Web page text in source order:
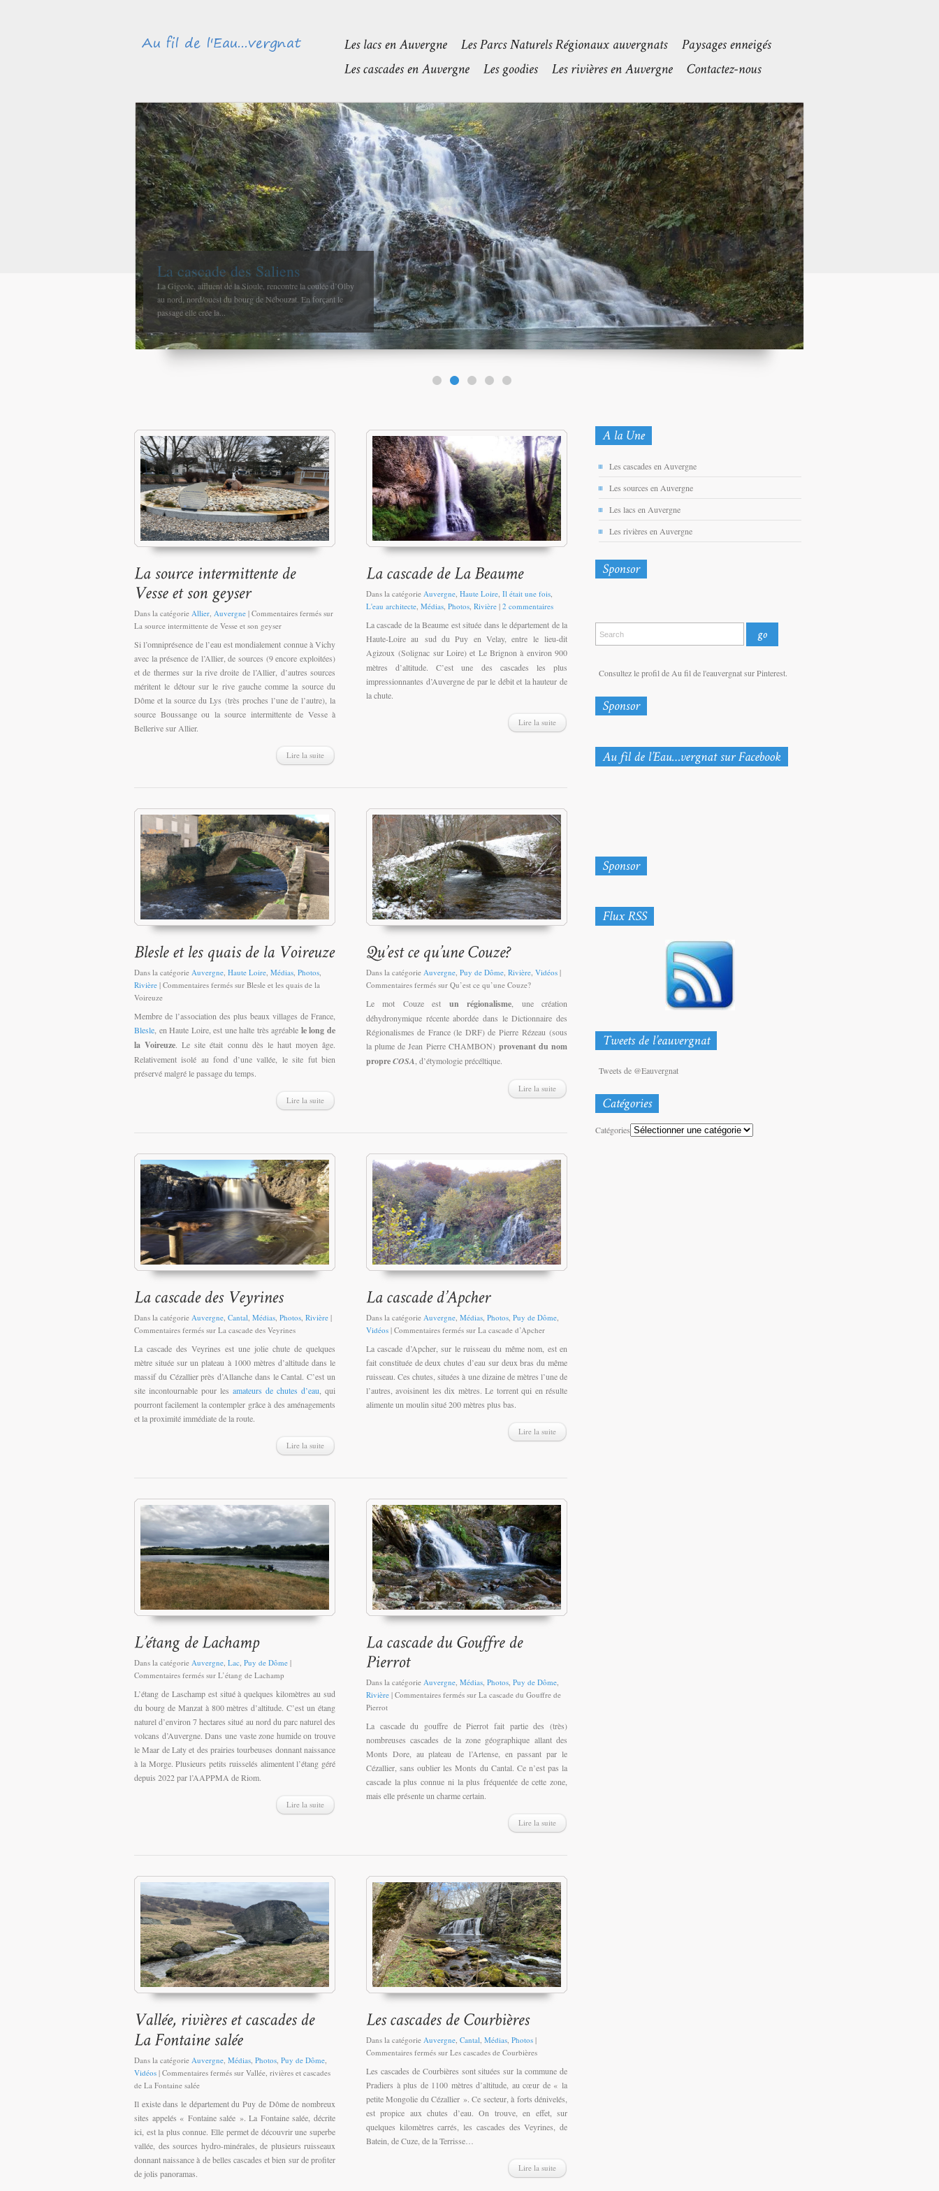
Méandres et boires de la Sioule
avant de rejoindre l’Allier
La confluence entre la Sioule et l’Allier se fait entre Contigny
et La Ferté-Hauterive peu après Saint-Pourçain sur-Sioule à...
Dans la catégorie Allier, Auvergne | Commentaires fermés sur
La source intermittente de Vesse et son geyser
Si l’omniprésence de l’eau est mondialement connue à Vichy
avec la présence de l’Allier, de sources (9 encore exploitées)
et de thermes sur la rive droite de l’Allier, d’autres sources
méritent le détour sur le rive gauche comme la source du
Dôme et la source du Lys (très proches l’une de l’autre), la
source Boussange ou la source intermittente de Vesse à
Bellerive sur Allier.
Lire la suite
Dans la catégorie Auvergne Haute Loire Il était une fois
L'eau architecte Médias Photos Rivière | 2 commentaires
La cascade de la Beaume est située dans le département de la
Haute-Loire au sud du Puy en Velay, entre le lieu-dit
Agizoux (Solignac sur Loire) et Le Brignon à environ 900
mètres d’altitude. C’est une des cascades les plus
impressionnantes d’Auvergne de par le débit et la hauteur de
la chute.
Lire la suite
Dans la catégorie Auvergne, Haute Loire, Médias, Photos,
Rivière | Commentaires fermés sur Blesle et les quais de la
Voireuze
Membre de l’association des plus beaux villages de France,
Blesle, en Haute Loire, est une halte très agréable le long de
la Voireuze. Le site était connu dès le haut moyen âge.
Relativement isolé au fond d’une vallée, le site fut bien
préservé malgré le passage du temps.
Lire la suite
Dans la catégorie Auvergne, Puy de Dôme, Rivière, Vidéos |
Commentaires fermés sur Qu’est ce qu’une Couze?
Le mot Couze est un régionalisme, une création
déhydronymique récente abordée dans le Dictionnaire des
Régionalismes de France (le DRF) de Pierre Rézeau (sous
la plume de Jean Pierre CHAMBON) provenant du nom
propreCOSA, d’étymologie précéltique.
Lire la suite
Dans la catégorie Auvergne Cantal Médias Photos Rivière |
Commentaires fermés sur La cascade des Veyrines
La cascade des Veyrines est une jolie chute de quelques
mètre située sur un plateau à 1000 mètres d’altitude dans le
massif du Cézallier près d’Allanche dans le Cantal. C’est un
site incontournable pour les amateurs de chutes d’eau , qui
pourront facilement la contempler grâce à des aménagements
et la proximité immédiate de la route.
Lire la suite
Dans la catégorie Auvergne Médias Photos Puy de Dôme
Vidéos | Commentaires fermés sur La cascade d’Apcher
La cascade d’Apcher, sur le ruisseau du même nom, est en
fait constituée de deux chutes d’eau sur deux bras du même
ruisseau. Ces chutes, situées à une dizaine de mètres l’une de
l’autres, avoisinent les dix mètres. Le torrent qui en résulte
alimente un moulin situé 200 mètres plus bas.
Lire la suite
Dans la catégorie Auvergne Lac Puy de Dôme |
Commentaires fermés sur L’étang de Lachamp
L’étang de Laschamp est situé à quelques kilomètres au sud
du bourg de Manzat à 800 mètres d’altitude. C’est un étang
naturel d’environ 7 hectares situé au nord du parc naturel des
volcans d’Auvergne. Dans une vaste zone humide on trouve
le Maar de Laty et des prairies tourbeuses donnant naissance
à la Morge. Plusieurs petits ruisselés alimentent l’étang géré
depuis 2022 par l’AAPPMA de Riom.
Lire la suite
Dans la catégorie Auvergne, Médias, Photos, Puy de Dôme,
Rivière | Commentaires fermés sur La cascade du Gouffre de
Pierrot
La cascade du gouffre de Pierrot fait partie des (très)
nombreuses cascades de la zone géographique allant des
Monts Dore, au plateau de l’Artense, en passant par le
Cézallier, sans oublier les Monts du Cantal. Ce n’est pas la
cascade la plus connue ni la plus fréquentée de cette zone,
mais elle présente un charme certain.
Lire la suite
Dans la catégorie Auvergne Médias Photos Puy de Dôme
Vidéos | Commentaires fermés sur Vallée, rivières et cascades
de La Fontaine salée
Il existe dans le département du Puy de Dôme de nombreux
sites appelés « Fontaine salée ». La Fontaine salée, décrite
ici, est la plus connue. Elle permet de découvrir une superbe
vallée, des sources hydro-minérales, de plusieurs ruisseaux
donnant naissance à de belles cascades et bien sur de profiter
de jolis panoramas.
Dans la catégorie Auvergne, Cantal, Médias, Photos |
Commentaires fermés sur Les cascades de Courbières
Les cascades de Courbières sont situées sur la commune de
Pradiers à plus de 1100 mètres d’altitude, au cœur de « la
petite Mongolie du Cézallier ». Ce secteur, à forts dénivelés,
est propice aux chutes d’eau. On trouve, en effet, sur
quelques kilomètres carrés, les cascades des Veyrines, de
Batein, de Cuze, de la Terrisse…
Lire la suite
Les cascades en Auvergne
Les sources en Auvergne
Les lacs en Auvergne
Les rivières en Auvergne
Consultez le profil de Au fil de l'eauvergnat sur Pinterest.
Tweets de @Eauvergnat
Catégories